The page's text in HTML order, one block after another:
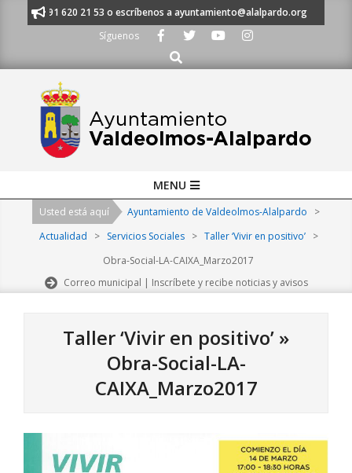
al 91 620 21 53 o escríbenos a ayuntamiento@alalpardo.org
Síguenos
Buscar
Navigation
MENU
Usted está aquí Ayuntamiento de Valdeolmos-Alalpardo
>
Actualidad
> Servicios Sociales > Taller ‘Vivir en positivo’
>
Obra-Social-LA-CAIXA_Marzo2017
Correo municipal | Inscríbete y recibe noticias y avisos
Taller ‘Vivir en positivo’ »
Obra-Social-LA-
CAIXA_Marzo2017